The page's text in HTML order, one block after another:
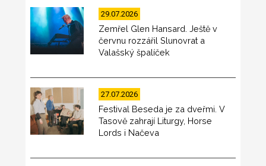
29.07.2026
Zemřel Glen Hansard. Ještě v
červnu rozzářil Slunovrat a
Valašský špalíček
27.07.2026
Festival Beseda je za dveřmi. V
Tasově zahrají Liturgy, Horse
Lords i Načeva